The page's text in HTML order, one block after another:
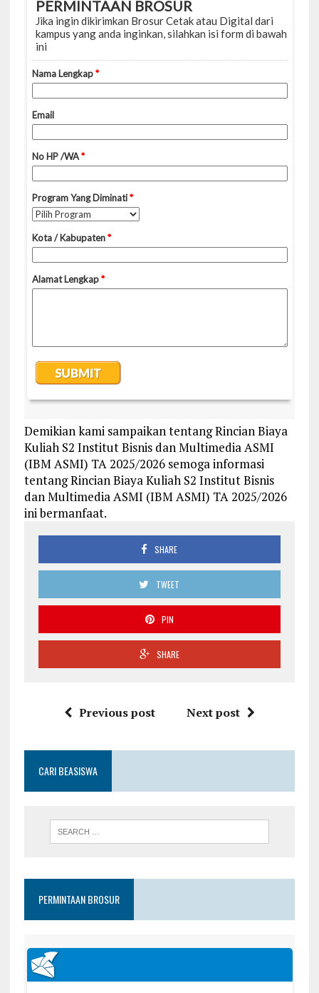
Demikian kami sampaikan tentang Rincian Biaya
Kuliah S2 Institut Bisnis dan Multimedia ASMI
(IBM ASMI) TA 2025/2026 semoga informasi
tentang Rincian Biaya Kuliah S2 Institut Bisnis
dan Multimedia ASMI (IBM ASMI) TA 2025/2026
ini bermanfaat.
SHARE
TWEET
PIN
SHARE
Previous post Next post
CARI BEASISWA
PERMINTAAN BROSUR